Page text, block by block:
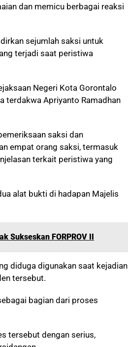
dan memicu berbagai reaksi
sejumlah saksi untuk
terjadi saat peristiwa
Negeri Kota Gorontalo
terdakwa Apriyanto Ramadhan
saksi dan
empat orang saksi, termasuk
terkait peristiwa yang
alat bukti di hadapan Majelis
Sukseskan FORPROV II
diduga digunakan saat kejadian
tersebut.
bagian dari proses
tersebut dengan serius,